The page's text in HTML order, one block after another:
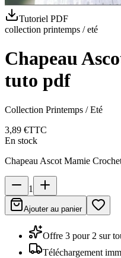
Tutoriel PDF
collection printemps / eté
Chapeau
tuto pdf
Collection Printemps / Eté
3,89 €TTC
En stock
Chapeau Ascot Mamie
1
Ajouter au panier
Offre 3 pour 2 sur
Téléchargement